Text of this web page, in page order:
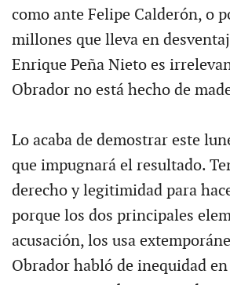
como ante Felipe Calderón, o
millones que lleva en
Enrique Peña Nieto es
Obrador no está hecho de
Lo acaba de demostrar este
que impugnará el resultado.
derecho y legitimidad para
porque los dos principales
acusación, los usa
Obrador habló de inequidad